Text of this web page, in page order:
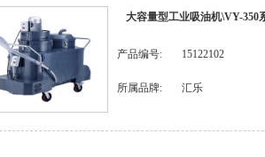
大容量型工业吸油机\VY-350
产品编号: 15122102
所属品牌: 汇乐